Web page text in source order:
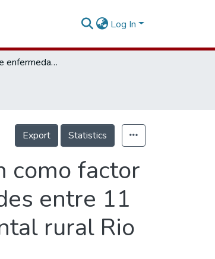
Log In
Prevalencia de enfermedad periodontal y biofilm como factor local de riesgo en niños y adolescentes con edades entre 11 y 18 años en la institución educativa departamental rural Rio Frio de Zipaquirá
Export Statistics
como factor
entre 11
rural Rio